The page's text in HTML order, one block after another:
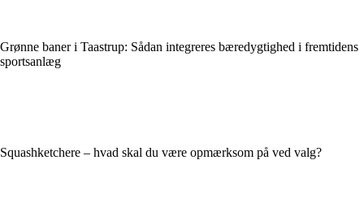
Grønne baner i Taastrup: Sådan integreres bæredygtighed i fremtidens
sportsanlæg
Squashketchere – hvad skal du være opmærksom på ved valg?